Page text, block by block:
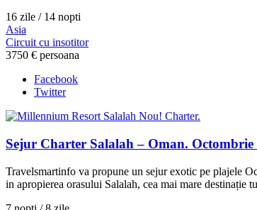
16 zile / 14 nopti
Asia
Circuit cu insotitor
3750 € persoana
Facebook
Twitter
Nou! Charter.
Sejur Charter Salalah – Oman.
Travelsmartinfo va propune un sejur exotic pe plajele
in apropierea orasului Salalah, cea mai mare